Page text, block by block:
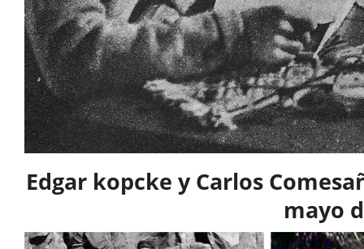
Edgar kopcke y Carlos
mayo